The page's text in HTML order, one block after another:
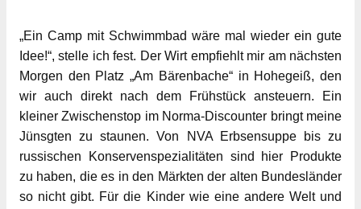
„Ein Camp mit Schwimmbad wäre mal wieder ein gute
Idee!“, stelle ich fest. Der Wirt empfiehlt mir am nächsten
Morgen den Platz „Am Bärenbache“ in Hohegeiß, den
wir auch direkt nach dem Frühstück ansteuern. Ein
kleiner Zwischenstop im Norma-Discounter bringt meine
Jünsgten zu staunen. Von NVA Erbsensuppe bis zu
russischen Konservenspezialitäten sind hier Produkte
zu haben, die es in den Märkten der alten Bundesländer
so nicht gibt. Für die Kinder wie eine andere Welt und